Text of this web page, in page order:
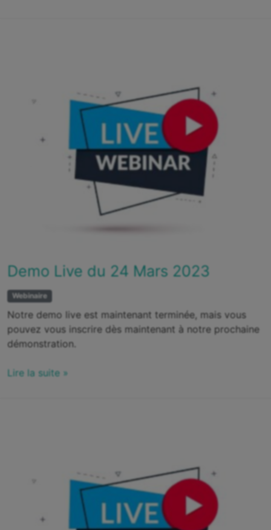
Demo Live du 24 Mars 2023
Webinaire
Notre demo live est maintenant terminée, mais vous
pouvez vous inscrire dès maintenant à notre prochaine
démonstration.
Lire la suite »